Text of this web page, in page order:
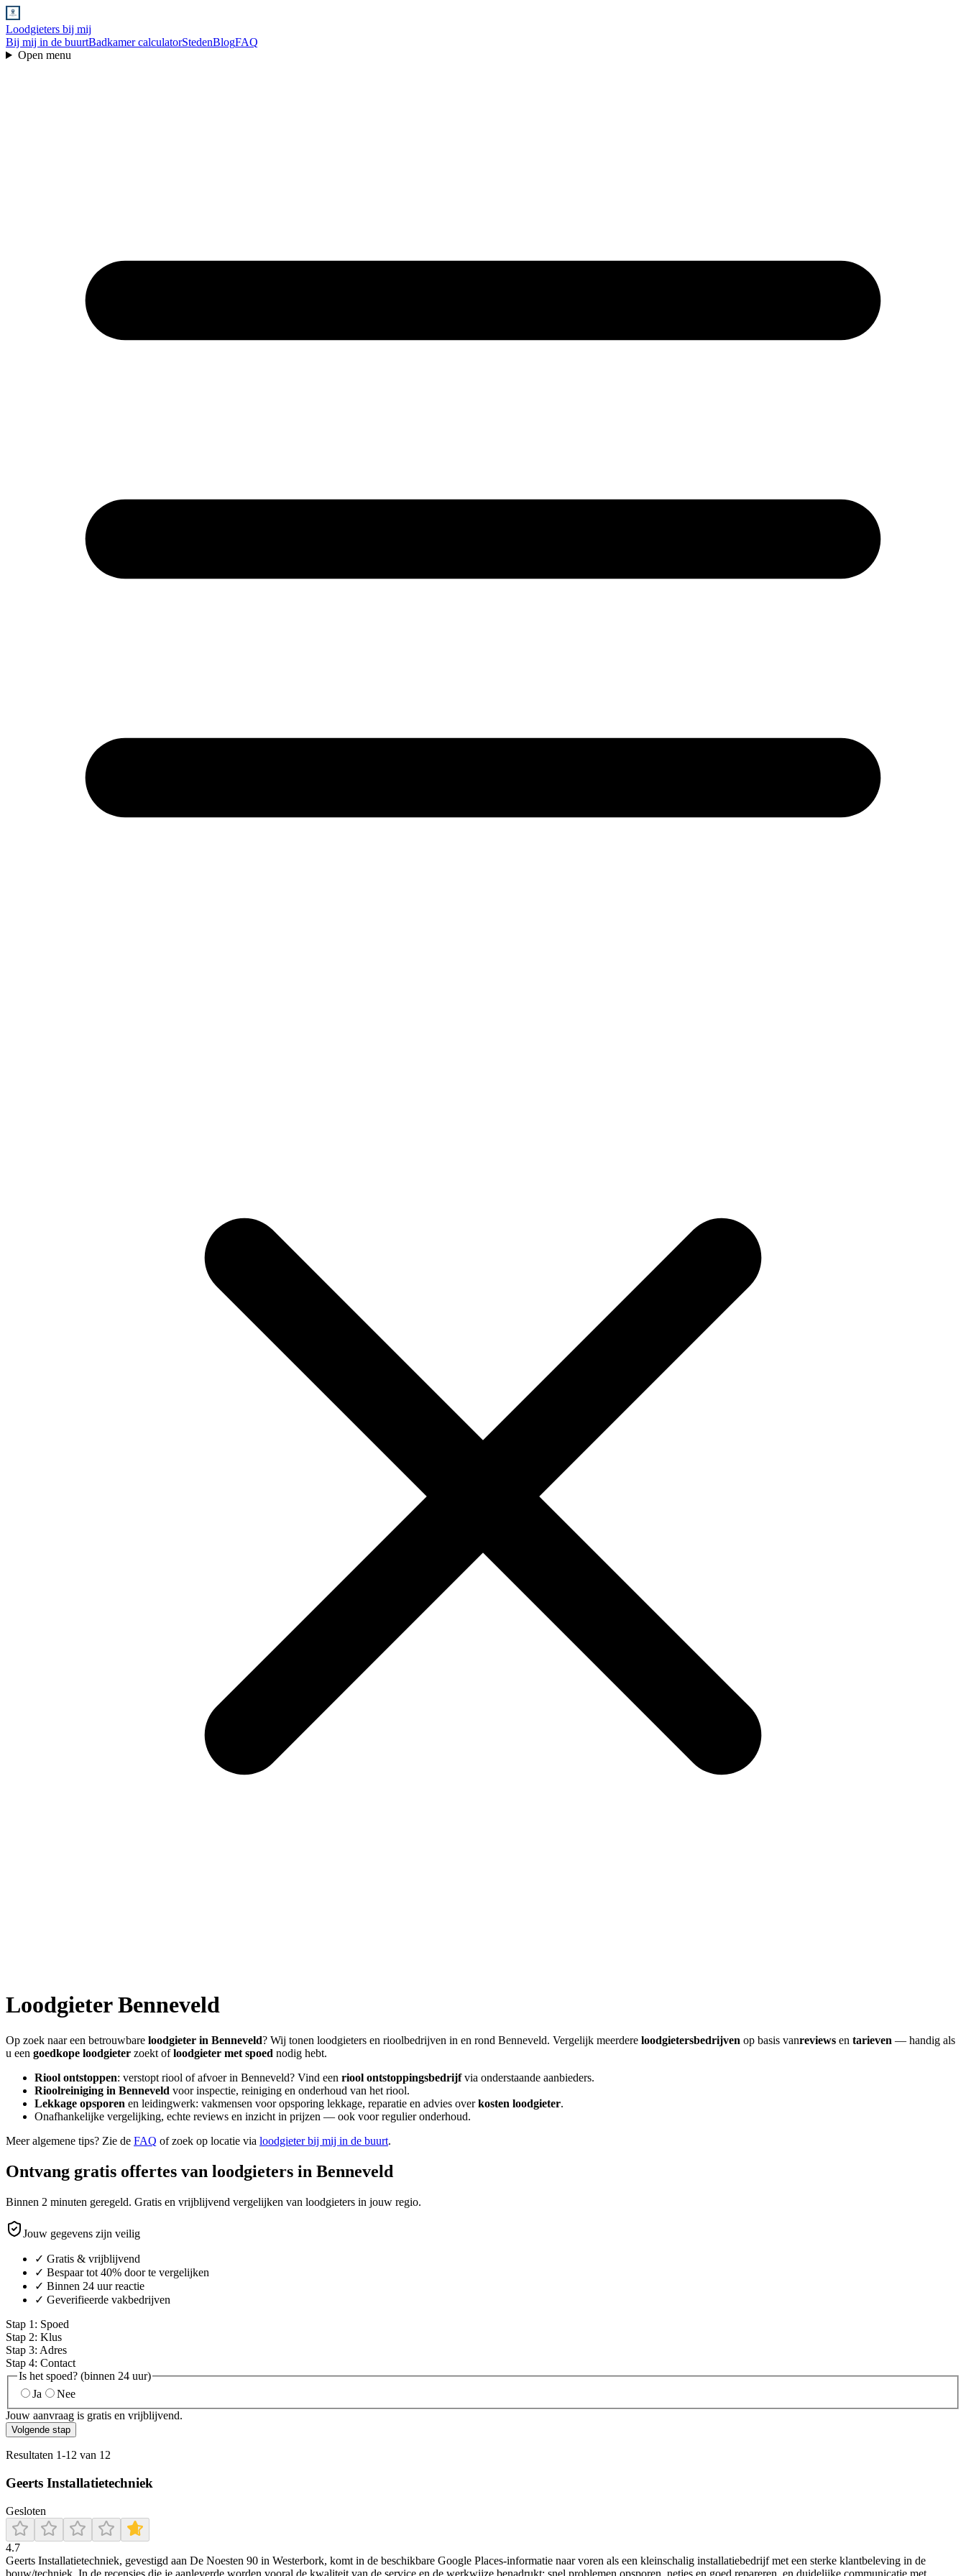
Loodgieters bij mij
Bij mij in de buurtBadkamer calculatorStedenBlogFAQ
Open menu
LoodgieterBenneveld
Op zoek naar een betrouwbare loodgieter in Benneveld? Wij tonen loodgieters en rioolbedrijven in en rond Benneveld. Vergelijk meerdere loodgietersbedrijven op basis vanreviews en tarieven — handig als
u een goedkope loodgieter zoekt ofloodgieter met spoed nodig hebt.
Riool ontstoppen: verstopt riool of afvoer in Benneveld? Vind een riool ontstoppingsbedrijfvia onderstaande aanbieders.
Rioolreiniging in Benneveld voor inspectie, reiniging en onderhoud van het riool.
Lekkage opsporen en leidingwerk: vakmensen voor opsporing lekkage, reparatie en advies overkosten loodgieter.
Onafhankelijke vergelijking, echte reviews en inzicht in prijzen — ook voor regulier onderhoud.
Meer algemene tips? Zie de FAQ of zoek op locatie via loodgieter bij mij in de buurt.
Ontvang gratis offertes van loodgieters in Benneveld
Binnen 2 minuten geregeld. Gratis en vrijblijvend vergelijken van loodgieters in jouw regio.
Jouw gegevens zijn veilig
✓ Gratis & vrijblijvend
✓ Bespaar tot 40% door te vergelijken
✓ Binnen 24 uur reactie
✓ Geverifieerde vakbedrijven
Stap 1 : Spoed
Stap 2: Klus
Stap 3: Adres
Stap 4: Contact
Is het spoed? (binnen 24 uur)
Ja
Nee
Jouw aanvraag is gratis en vrijblijvend.
Volgende stap
Resultaten 1-12 van 12
Geerts Installatietechniek
Gesloten
4.7
Geerts Installatietechniek, gevestigd aan De Noesten 90 in Westerbork, komt in de beschikbare Google Places-informatie naar voren als een kleinschalig installatiebedrijf met een sterke klantbeleving in de
bouw/techniek. In de recensies die je aanleverde worden vooral de kwaliteit van de service en de werkwijze benadrukt: snel problemen opsporen, netjes en goed repareren, en duidelijke communicatie met